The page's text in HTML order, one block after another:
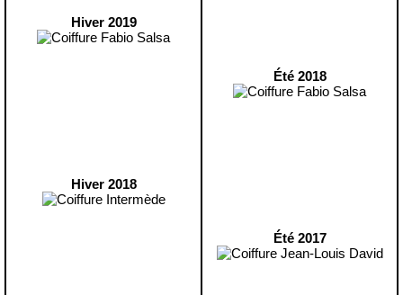
Hiver 2019
Hiver 2018
Été 2018
Été 2017